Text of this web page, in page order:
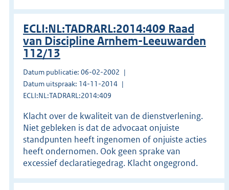
ECLI:NL:TADRARL:2014:409 Raad
van Discipline Arnhem-Leeuwarden
112/13
Datum publicatie: 06-02-2002
Datum uitspraak: 14-11-2014
ECLI:NL:TADRARL:2014:409
Klacht over de kwaliteit van de dienstverlening.
Niet gebleken is dat de advocaat onjuiste
standpunten heeft ingenomen of onjuiste acties
heeft ondernomen. Ook geen sprake van
excessief declaratiegedrag. Klacht ongegrond.